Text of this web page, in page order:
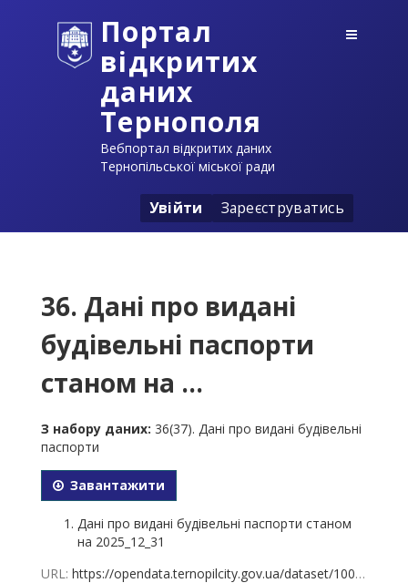
Портал
відкритих
даних
Тернополя
Вебпортал відкритих даних
Тернопільської міської ради
Увійти Зареєструватись
36. Дані про видані
будівельні паспорти
станом на ...
З набору даних: 36(37). Дані про видані будівельні
паспорти
Завантажити
Дані про видані будівельні паспорти станом
на 2025_12_31
URL: https://opendata.ternopilcity.gov.ua/dataset/100f9809-dede-4982-9cb6-031d83251f1d/resource/2cdf0476-4354-49f1-923c-123c12fe7bab/download/36.-2025_12_31.xls